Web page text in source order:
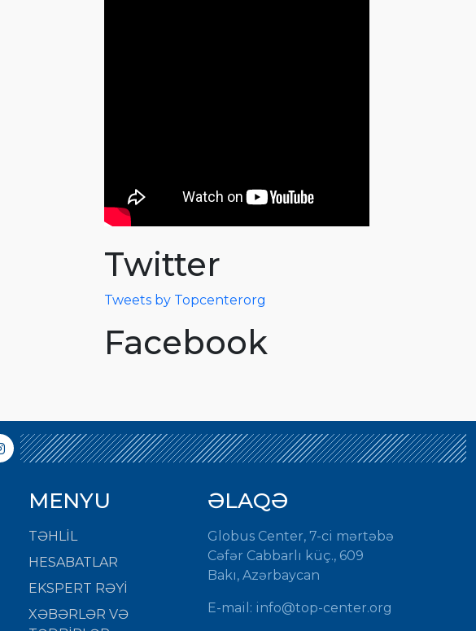
Twitter
Tweets by Topcenterorg
Facebook
MENYU
TƏHLİL
HESABATLAR
EKSPERT RƏYİ
XƏBƏRLƏR VƏ
ƏLAQƏ
Globus Center, 7-ci mərtəbə
Cəfər Cabbarlı küç., 609
Bakı, Azərbaycan
E-mail: info@top-center.org